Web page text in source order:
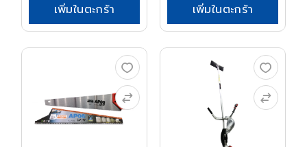
เพิ่มในตะกร้า เพิ่มในตะกร้า